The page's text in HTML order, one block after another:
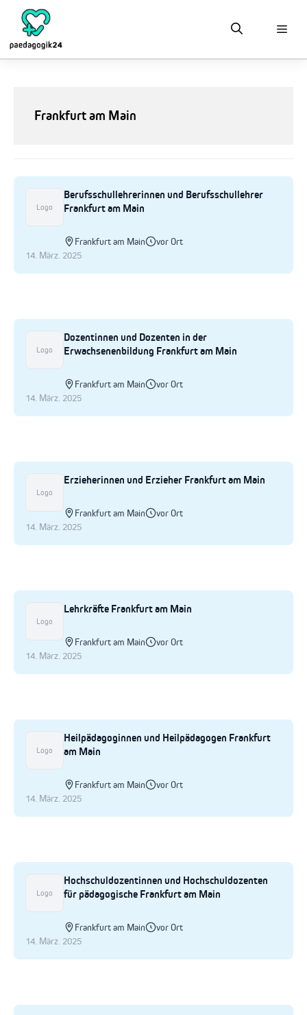
Inhalt
springen
Frankfurt am Main
Logo
Berufsschullehrerinnen und Berufsschullehrer
Frankfurt am Main
Frankfurt am Main
vor Ort
14. März. 2025
Logo
Dozentinnen und Dozenten in der
Erwachsenenbildung Frankfurt am Main
Frankfurt am Main
vor Ort
14. März. 2025
Logo
Erzieherinnen und Erzieher Frankfurt am Main
Frankfurt am Main
vor Ort
14. März. 2025
Logo
Lehrkräfte Frankfurt am Main
Frankfurt am Main
vor Ort
14. März. 2025
Logo
Heilpädagoginnen und Heilpädagogen Frankfurt
am Main
Frankfurt am Main
vor Ort
14. März. 2025
Logo
Hochschuldozentinnen und Hochschuldozenten
für pädagogische Frankfurt am Main
Frankfurt am Main
vor Ort
14. März. 2025